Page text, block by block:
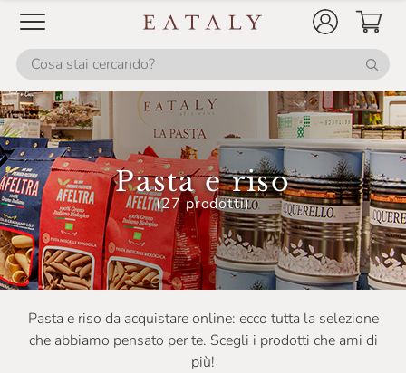
Pasta e riso
(27 prodotti)
Pasta e riso da acquistare online: ecco tutta la selezione
che abbiamo pensato per te. Scegli i prodotti che ami di
più!